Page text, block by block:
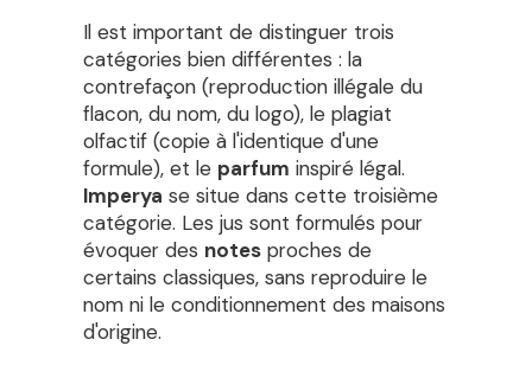
Il est important de distinguer trois
catégories bien différentes : la
contrefaçon (reproduction illégale du
flacon, du nom, du logo), le plagiat
olfactif (copie à l'identique d'une
formule), et le parfum inspiré légal.
Imperya se situe dans cette troisième
catégorie. Les jus sont formulés pour
évoquer des notes proches de
certains classiques, sans reproduire le
nom ni le conditionnement des maisons
d'origine.